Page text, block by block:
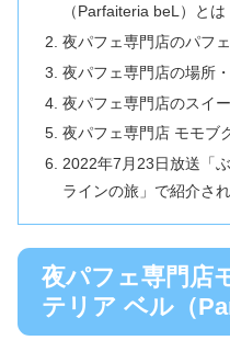
（Parfaiteria beL）とは
夜パフェ専門店のパフ
夜パフェ専門店の場所
夜パフェ専門店のスイ
夜パフェ専門店 モモブ
2022年7月23日放送「
ラインの旅」で紹介さ
夜パフェ専門店
テリア ベル（